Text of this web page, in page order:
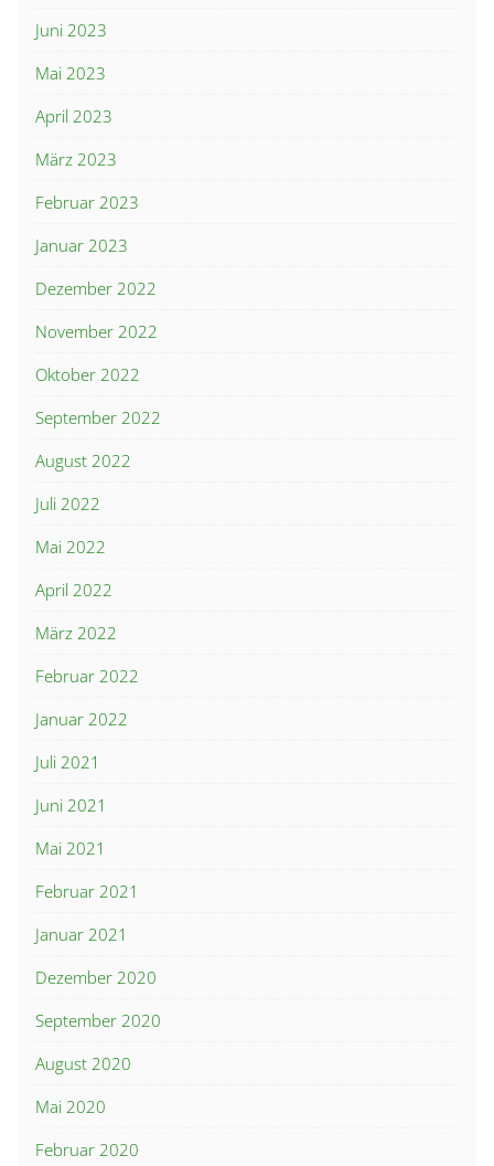
Juni 2023
Mai 2023
April 2023
März 2023
Februar 2023
Januar 2023
Dezember 2022
November 2022
Oktober 2022
September 2022
August 2022
Juli 2022
Mai 2022
April 2022
März 2022
Februar 2022
Januar 2022
Juli 2021
Juni 2021
Mai 2021
Februar 2021
Januar 2021
Dezember 2020
September 2020
August 2020
Mai 2020
Februar 2020